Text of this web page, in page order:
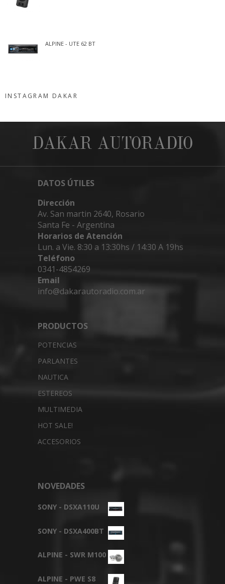
ALPINE - UTE 62 BT
INSTAGRAM DAKAR
DAKAR AUTORADIO
DATOS ÚTILES
Dirección
Av. San martin 2640, Rosario
Santa Fe - Argentina
Horarios de Atención
Lun. a Vie. 8:30 a 13:30hs / 14:30 A 19hs
Teléfono
0341-4854269
Email
info@dakarautoradio.com.ar
PRODUCTOS
POTENCIAS
PARLANTES
NAUTICA
ESTEREOS
MULTIMEDIA
HOT SALE!
ACCESORIOS
NOVEDADES
SONY - DSXA110U
SONY - DSXA400BT
ALPINE - SWR M100
ALPINE - PWE S8